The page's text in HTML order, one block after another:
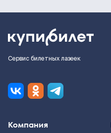
Сервис билетных лазеек
Компания